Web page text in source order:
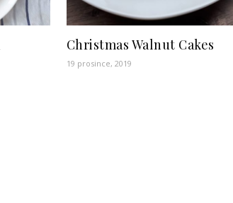
Christmas Walnut Cakes
19 prosince, 2019